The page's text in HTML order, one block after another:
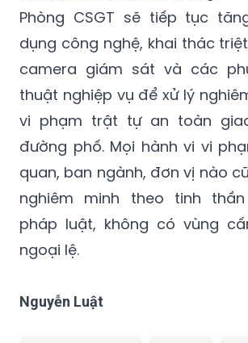
Phòng CSGT sẽ tiếp tục
dụng công nghệ, khai thác
camera giám sát và các
thuật nghiệp vụ để xử lý
vi phạm trật tự an toàn
đường phố. Mọi hành vi vi
quan, ban ngành, đơn vị nào
nghiêm minh theo tinh
pháp luật, không có vùng
ngoại lệ.
Nguyễn Luật